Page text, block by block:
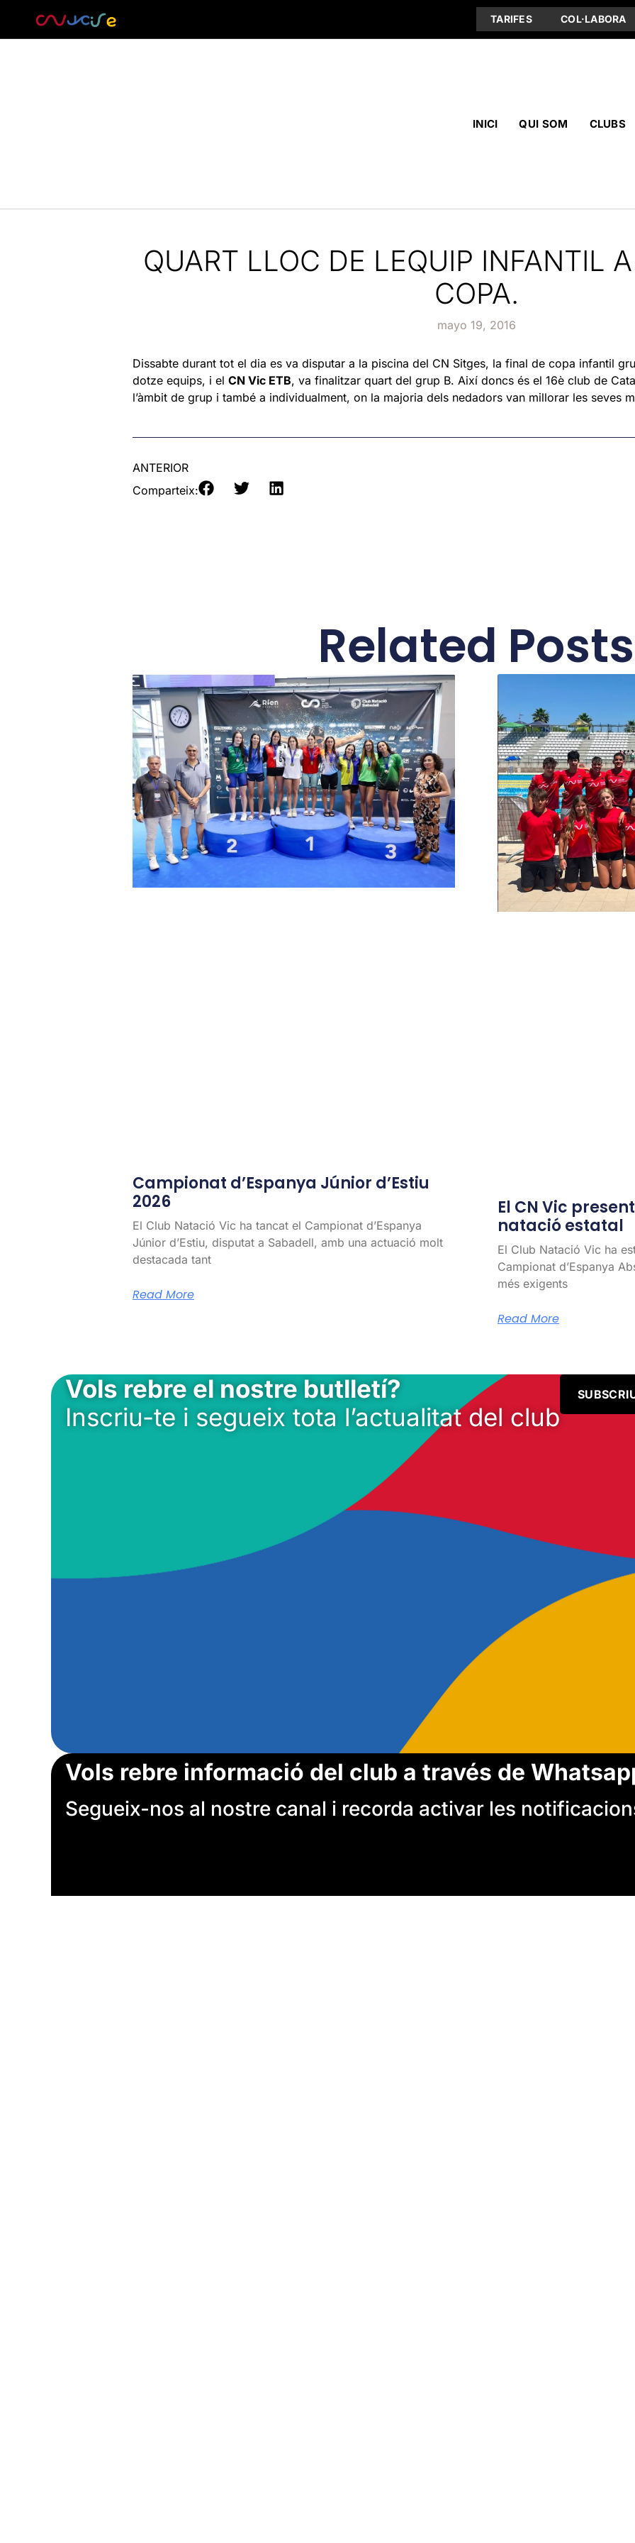
TARIFES COL·LABORA
INICI QUI SOM CLUBS
QUART LLOC DE LEQUIP INFANTIL
COPA.
mayo 19, 2016
Dissabte durant tot el dia es va disputar a la piscina del CN Sitges, la final de copa infantil
dotze equips, i el CN Vic ETB, va finalitzar quart del grup B. Així doncs és el 16è club de
l’àmbit de grup i també a individualment, on la majoria dels nedadors van millorar les seves
ANTERIOR
Comparteix:
Related Posts
Campionat d’Espanya Júnior d’Estiu
2026
El Club Natació Vic ha tancat el Campionat d’Espanya
Júnior d’Estiu, disputat a Sabadell, amb una actuació molt
destacada tant
Read More
El CN Vic
natació estatal
El Club Natació Vic ha
Campionat d’Espanya
més exigents
Read More
Vols rebre el nostre butlletí?
Inscriu-te i segueix tota l’actualitat del club
Vols rebre informació del club a través de
Segueix-nos al nostre canal i recorda activar les